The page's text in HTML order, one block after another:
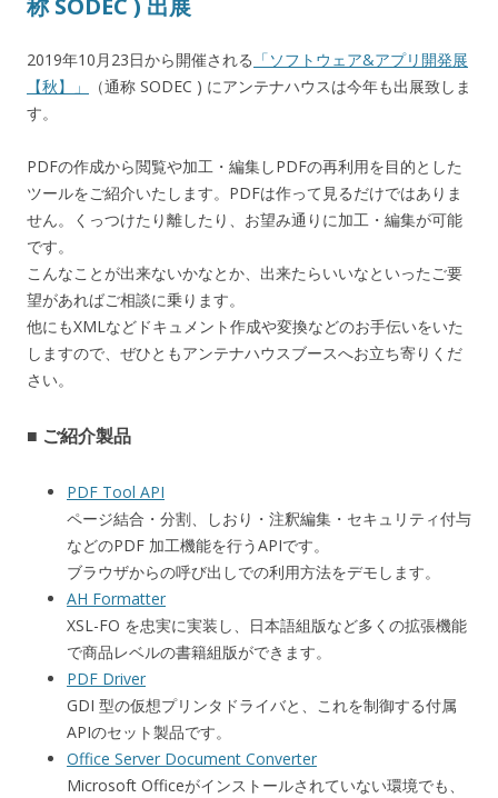
称 SODEC ) 出展
2019年10月23日から開催される 「ソフトウェア&アプリ開発展
【秋】」
（通称 SODEC ) にアンテナハウスは今年も出展致しま
す。
PDFの作成から閲覧や加工・編集しPDFの再利用を目的とした
ツールをご紹介いたします。PDFは作って見るだけではありま
せん。くっつけたり離したり、お望み通りに加工・編集が可能
です。
こんなことが出来ないかなとか、出来たらいいなといったご要
望があればご相談に乗ります。
他にもXMLなどドキュメント作成や変換などのお手伝いをいた
しますので、ぜひともアンテナハウスブースへお立ち寄りくだ
さい。
■ ご紹介製品
PDF Tool API
ページ結合・分割、しおり・注釈編集・セキュリティ付与
などのPDF 加工機能を行うAPIです。
ブラウザからの呼び出しでの利用方法をデモします。
AH Formatter
XSL-FO を忠実に実装し、日本語組版など多くの拡張機能
で商品レベルの書籍組版ができます。
PDF Driver
GDI 型の仮想プリンタドライバと、これを制御する付属
APIのセット製品です。
Office Server Document Converter
Microsoft Officeがインストールされていない環境でも、